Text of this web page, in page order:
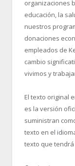
organizaciones
educación, la
nuestros
donaciones
empleados de
cambio
vivimos y
El texto original
es la versión
suministran
texto en el
texto que